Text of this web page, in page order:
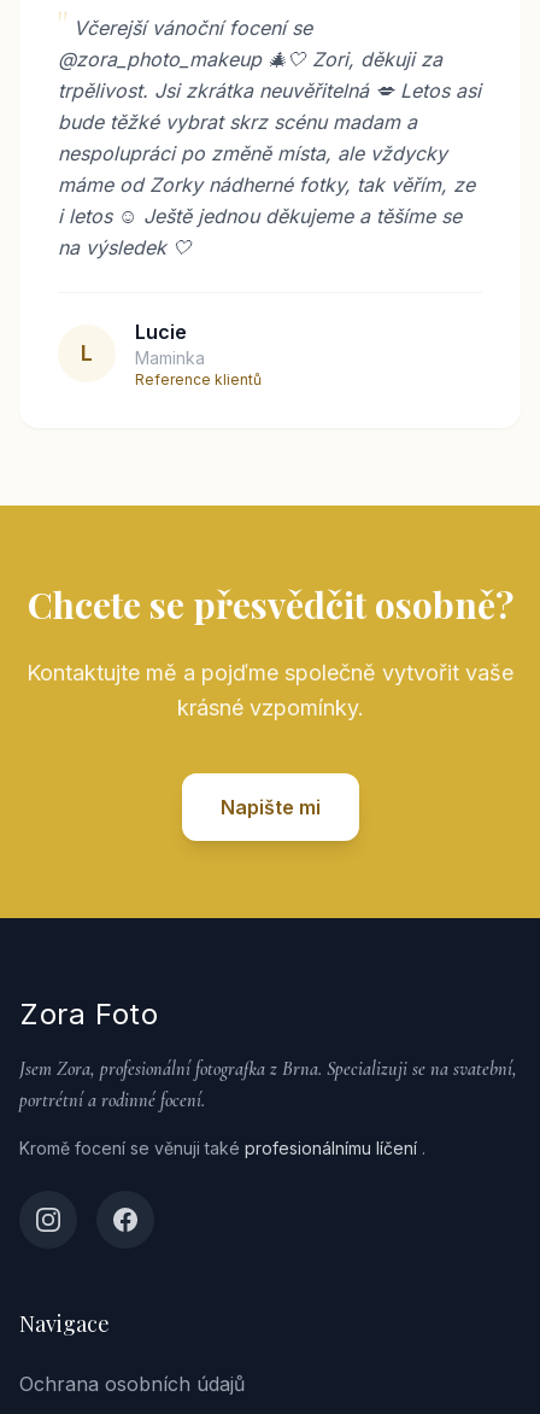
" Včerejší vánoční focení se
@zora_photo_makeup 🎄🤍 Zori, děkuji za
trpělivost. Jsi zkrátka neuvěřitelná 💋 Letos asi
bude těžké vybrat skrz scénu madam a
nespolupráci po změně místa, ale vždycky
máme od Zorky nádherné fotky, tak věřím, ze
i letos ☺️ Ještě jednou děkujeme a těšíme se
na výsledek 🤍
L
Lucie
Maminka
Reference klientů
Chcete se přesvědčit osobně?
Kontaktujte mě a pojďme společně vytvořit vaše
krásné vzpomínky.
Napište mi
Zora Foto
Jsem Zora, profesionální fotografka z Brna. Specializuji se na svatební,
portrétní a rodinné focení.
Kromě focení se věnuji také profesionálnímu líčení .
Navigace
Ochrana osobních údajů